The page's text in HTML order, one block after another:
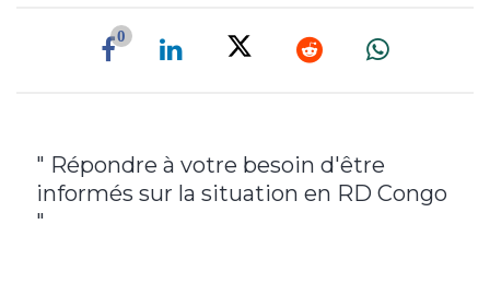
0
" Répondre à votre besoin d'être
informés sur la situation en RD Congo
"